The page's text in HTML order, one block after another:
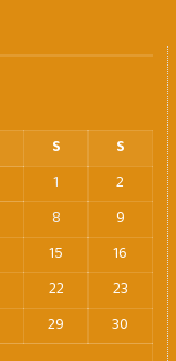
S
S
1
2
8
9
15
16
22
23
29
30